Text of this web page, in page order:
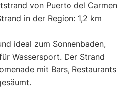
von Puerto del Carmen
in der Region: 1,2 km
ideal zum Sonnenbaden,
Wassersport. Der Strand
mit Bars, Restaurants